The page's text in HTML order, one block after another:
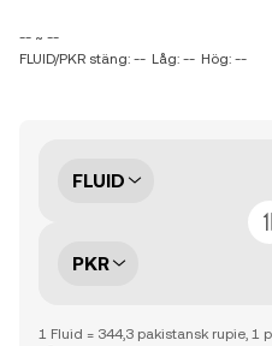
-- ~ --
FLUID/PKR stäng: -- Låg: -- Hög: --
FLUID
PKR
1 Fluid = 344,3 pakistansk rupie, 1